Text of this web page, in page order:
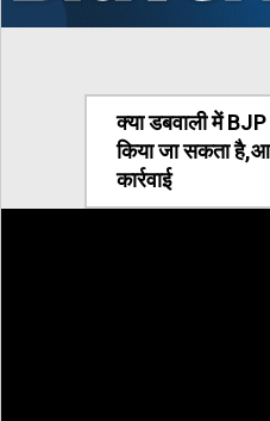
क्या डबवाली में
किया जा सकता
कार्रवाई